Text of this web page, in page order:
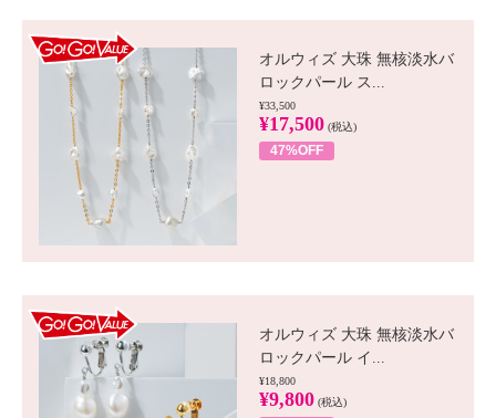
オルウィズ 大珠 無核淡水バ
ロックパール ス...
¥33,500
¥17,500 (税込)
47%OFF
オルウィズ 大珠 無核淡水バ
ロックパール イ...
¥18,800
¥9,800 (税込)